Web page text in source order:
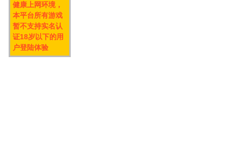
健康上网环境，
本平台所有游戏
暂不支持实名认
证18岁以下的用
户登陆体验